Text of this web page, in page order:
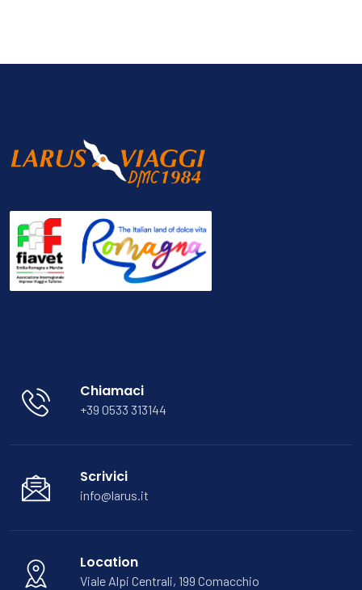
Chiamaci
+39 0533 313144
Scrivici
info@larus.it
Location
Viale Alpi Centrali, 199 Comacchio